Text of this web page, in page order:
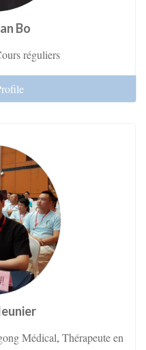
Bo
réguliers
Médical, Thérapeute en